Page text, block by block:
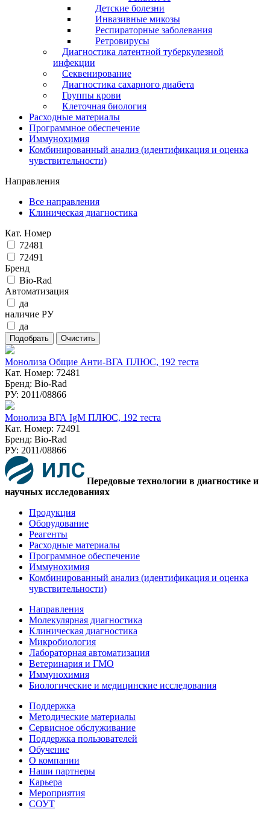
Детские болезни
Инвазивные микозы
Респираторные заболевания
Ретровирусы
Диагностика латентной туберкулезной
инфекции
Секвенирование
Диагностика сахарного диабета
Группы крови
Клеточная биология
Расходные материалы
Программное обеспечение
Иммунохимия
Комбинированный анализ (идентификация и оценка
чувствительности)
Направления
Все направления
Клиническая диагностика
Кат. Номер
72481
72491
Бренд
Bio-Rad
Автоматизация
да
наличие РУ
да
Монолиза Общие Анти-ВГА ПЛЮС, 192 теста
Кат. Номер: 72481
Бренд: Bio-Rad
РУ: 2011/08866
Монолиза ВГА IgM ПЛЮС, 192 теста
Кат. Номер: 72491
Бренд: Bio-Rad
РУ: 2011/08866
Передовые технологии в диагностике и
научных исследованиях
Продукция
Оборудование
Реагенты
Расходные материалы
Программное обеспечение
Иммунохимия
Комбинированный анализ (идентификация и оценка
чувствительности)
Направления
Молекулярная диагностика
Клиническая диагностика
Микробиология
Лабораторная автоматизация
Ветеринария и ГМО
Иммунохимия
Биологические и медицинские исследования
Поддержка
Методические материалы
Сервисное обслуживание
Поддержка пользователей
Обучение
О компании
Наши партнеры
Карьера
Мероприятия
СОУТ